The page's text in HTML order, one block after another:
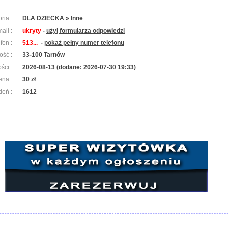
:
DLA DZIECKA » Inne
:
ukryty - użyj formularza odpowiedzi
:
513... - pokaż pełny numer telefonu
:
33-100 Tarnów
:
2026-08-13 (dodane: 2026-07-30 19:33)
:
30 zł
:
1612